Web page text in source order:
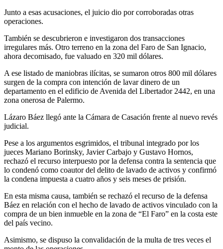
Junto a esas acusaciones, el juicio dio por corroboradas otras
operaciones.
También se descubrieron e investigaron dos transacciones
irregulares más. Otro terreno en la zona del Faro de San Ignacio,
ahora decomisado, fue valuado en 320 mil dólares.
A ese listado de maniobras ilícitas, se sumaron otros 800 mil dólares
surgen de la compra con intención de lavar dinero de un
departamento en el edificio de Avenida del Libertador 2442, en una
zona onerosa de Palermo.
Lázaro Báez llegó ante la Cámara de Casación frente al nuevo revés
judicial.
Pese a los argumentos esgrimidos, el tribunal integrado por los
jueces Mariano Borinsky, Javier Carbajo y Gustavo Hornos,
rechazó el recurso interpuesto por la defensa contra la sentencia que
lo condenó como coautor del delito de lavado de activos y confirmó
la condena impuesta a cuatro años y seis meses de prisión.
En esta misma causa, también se rechazó el recurso de la defensa
Báez en relación con el hecho de lavado de activos vinculado con la
compra de un bien inmueble en la zona de “El Faro” en la costa este
del país vecino.
Asimismo, se dispuso la convalidación de la multa de tres veces el